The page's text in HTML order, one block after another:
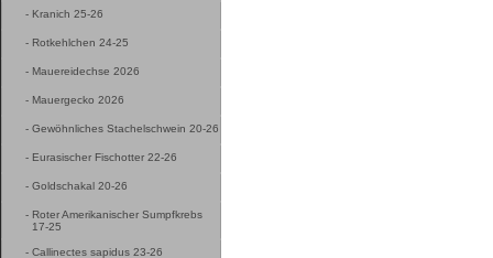
- Kranich 25-26
- Rotkehlchen 24-25
- Mauereidechse 2026
- Mauergecko 2026
- Gewöhnliches Stachelschwein 20-26
- Eurasischer Fischotter 22-26
- Goldschakal 20-26
- Roter Amerikanischer Sumpfkrebs
17-25
- Callinectes sapidus 23-26